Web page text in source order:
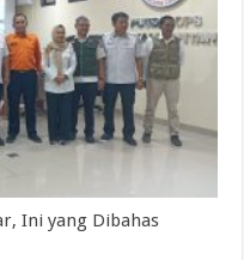
Ini yang Dibahas